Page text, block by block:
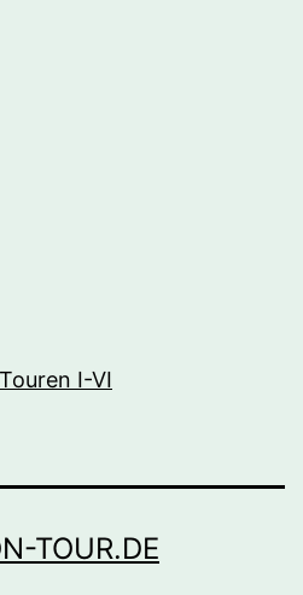
I-VI
TOUR.DE